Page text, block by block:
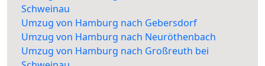
Schweinau
Umzug von Hamburg nach Gebersdorf
Umzug von Hamburg nach Neuröthenbach
Umzug von Hamburg nach Großreuth bei